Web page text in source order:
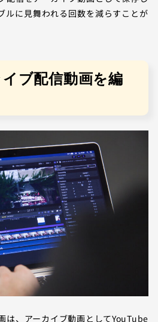
ルに見舞われる回数を減らすことが
ブ配信動画を編
は、アーカイブ動画としてYouTube